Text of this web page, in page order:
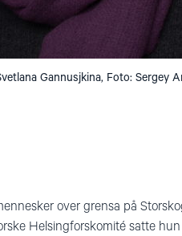
Gannusjkina, Foto: Sergey
over grensa på
Helsingforskomité satte